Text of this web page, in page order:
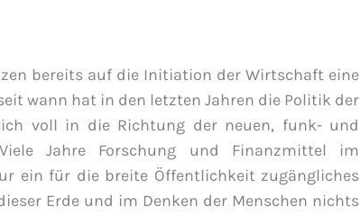
bereits auf die Initiation der Wirtschaft eine
wann hat in den letzten Jahren die Politik der
voll in die Richtung der neuen, funk- und
Jahre Forschung und Finanzmittel im
ein für die breite Öffentlichkeit zugängliches
Erde und im Denken der Menschen nichts